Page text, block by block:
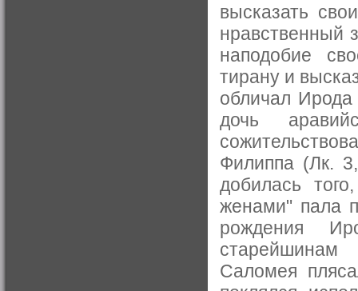
высказать
нравственный
наподобие
тирану и
обличал
дочь
Филиппа (Лк.
добилась
женами" пала
рождения
Саломея